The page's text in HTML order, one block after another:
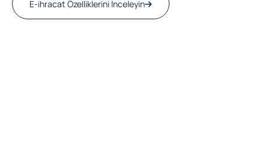
E-ihracat Özelliklerini İnceleyin